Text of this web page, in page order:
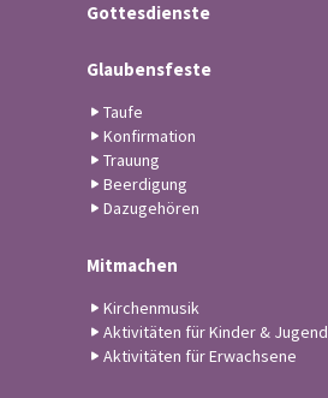
Gottesdienste
Glaubensfeste
Taufe
Konfirmation
Trauung
Beerdigung
Dazugehören
Mitmachen
Kirchenmusik
Aktivitäten für Kinder & Jugend
Aktivitäten für Erwachsene